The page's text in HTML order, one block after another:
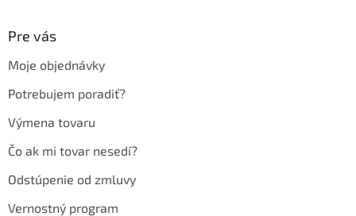
Pre vás
Moje objednávky
Potrebujem poradiť?
Výmena tovaru
Čo ak mi tovar nesedí?
Odstúpenie od zmluvy
Vernostný program